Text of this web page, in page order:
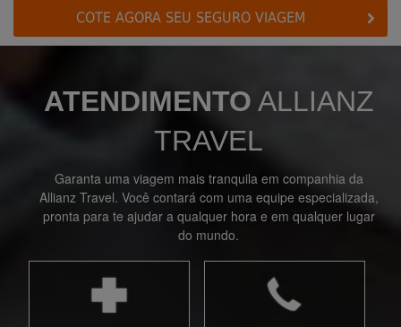
COTE AGORA SEU SEGURO VIAGEM
ATENDIMENTO ALLIANZ
TRAVEL
Garanta uma viagem mais tranquila em companhia da
Allianz Travel. Você contará com uma equipe especializada,
pronta para te ajudar a qualquer hora e em qualquer lugar
do mundo.